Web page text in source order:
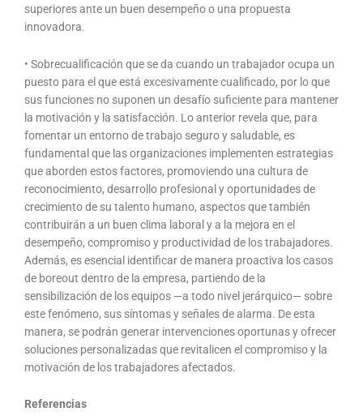
superiores ante un buen desempeño o una propuesta
innovadora.
• Sobrecualificación que se da cuando un trabajador ocupa un
puesto para el que está excesivamente cualificado, por lo que
sus funciones no suponen un desafío suficiente para mantener
la motivación y la satisfacción. Lo anterior revela que, para
fomentar un entorno de trabajo seguro y saludable, es
fundamental que las organizaciones implementen estrategias
que aborden estos factores, promoviendo una cultura de
reconocimiento, desarrollo profesional y oportunidades de
crecimiento de su talento humano, aspectos que también
contribuirán a un buen clima laboral y a la mejora en el
desempeño, compromiso y productividad de los trabajadores.
Además, es esencial identificar de manera proactiva los casos
de boreout dentro de la empresa, partiendo de la
sensibilización de los equipos —a todo nivel jerárquico— sobre
este fenómeno, sus síntomas y señales de alarma. De esta
manera, se podrán generar intervenciones oportunas y ofrecer
soluciones personalizadas que revitalicen el compromiso y la
motivación de los trabajadores afectados.
Referencias